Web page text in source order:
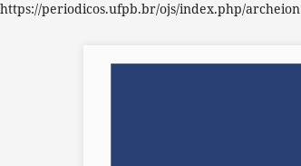
https://periodicos.ufpb.br/ojs/index.php/archeion